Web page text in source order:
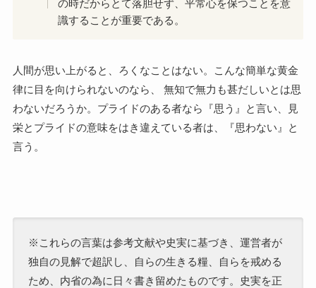
の時だからとて落胆せず、平常心を保つことを意
識することが重要である。
人間が思い上がると、ろくなことはない。こんな簡単な黄金
律に目を向けられないのなら、 無知で無力も甚だしいとは思
わないだろうか。プライドのある者なら『思う』と言い、見
栄とプライドの意味をはき違えている者は、『思わない』と
言う。
※これらの言葉は参考文献や史実に基づき、運営者が
独自の見解で超訳し、自らの生きる糧、自らを戒める
ため、内省の為に日々書き留めたものです。史実を正